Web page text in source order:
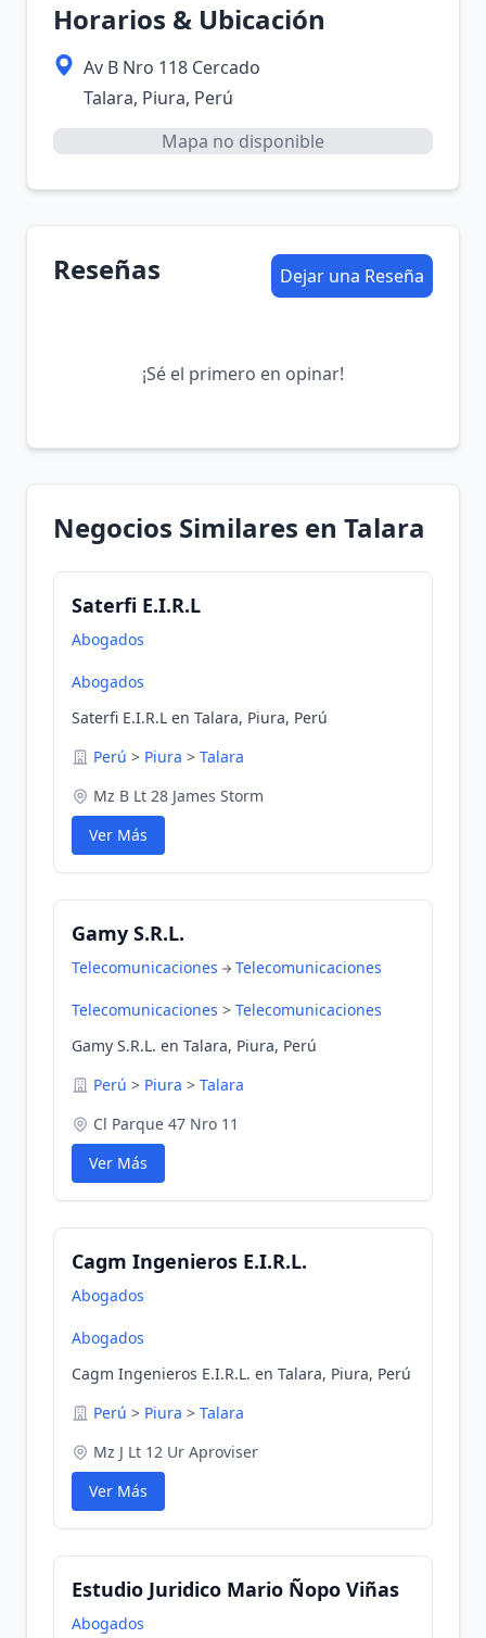
Horarios & Ubicación
Av B Nro 118 Cercado
Talara, Piura, Perú
Mapa no disponible
Reseñas Dejar una Reseña
¡Sé el primero en opinar!
Negocios Similares en Talara
Saterfi E.I.R.L
Abogados
Abogados
Saterfi E.I.R.L en Talara, Piura, Perú
Perú > Piura > Talara
Mz B Lt 28 James Storm
Ver Más
Gamy S.R.L.
Telecomunicaciones Telecomunicaciones
Telecomunicaciones > Telecomunicaciones
Gamy S.R.L. en Talara, Piura, Perú
Perú > Piura > Talara
Cl Parque 47 Nro 11
Ver Más
Cagm Ingenieros E.I.R.L.
Abogados
Abogados
Cagm Ingenieros E.I.R.L. en Talara, Piura, Perú
Perú > Piura > Talara
Mz J Lt 12 Ur Aproviser
Ver Más
Estudio Juridico Mario Ñopo Viñas
Abogados